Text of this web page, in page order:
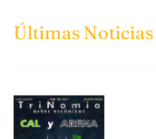
Últimas Noticias